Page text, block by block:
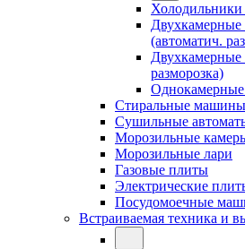
Холодильники
Двухкамерные
(автоматич.
Двухкамерные
разморозка)
Стиральные машины
Сушильные
Морозильные
Морозильные лари
Газовые плиты
Электрические
Посудомоечные
Встраиваемая техника и